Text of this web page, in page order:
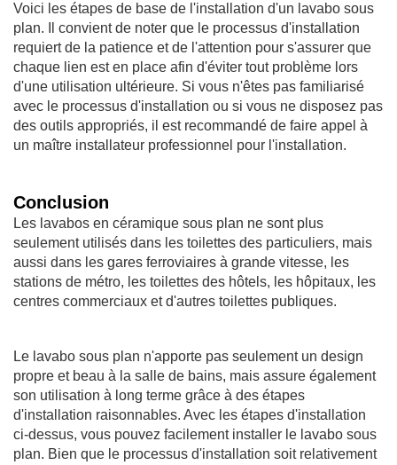
Voici les étapes de base de l'installation d'un lavabo sous
plan. Il convient de noter que le processus d'installation
requiert de la patience et de l'attention pour s'assurer que
chaque lien est en place afin d'éviter tout problème lors
d'une utilisation ultérieure. Si vous n'êtes pas familiarisé
avec le processus d'installation ou si vous ne disposez pas
des outils appropriés, il est recommandé de faire appel à
un maître installateur professionnel pour l'installation.
Conclusion
Les lavabos en céramique sous plan ne sont plus
seulement utilisés dans les toilettes des particuliers, mais
aussi dans les gares ferroviaires à grande vitesse, les
stations de métro, les toilettes des hôtels, les hôpitaux, les
centres commerciaux et d'autres toilettes publiques.
Le lavabo sous plan n'apporte pas seulement un design
propre et beau à la salle de bains, mais assure également
son utilisation à long terme grâce à des étapes
d'installation raisonnables. Avec les étapes d'installation
ci-dessus, vous pouvez facilement installer le lavabo sous
plan. Bien que le processus d'installation soit relativement